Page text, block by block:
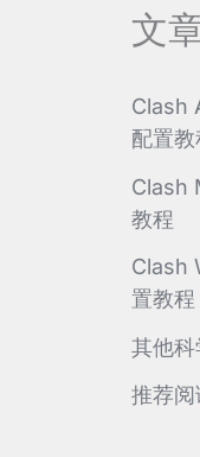
文
Clash
配置教
Clash
教程
Clash
置教程
其他
推荐阅